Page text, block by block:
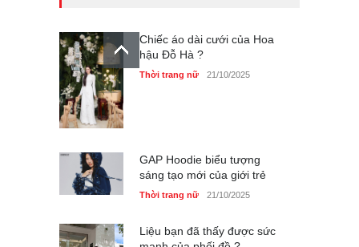
Chiếc áo dài cưới của Hoa
hậu Đỗ Hà ?
Thời trang nữ 21/10/2025
GAP Hoodie biểu tượng
sáng tạo mới của giới trẻ
Thời trang nữ 21/10/2025
Liệu bạn đã thấy được sức